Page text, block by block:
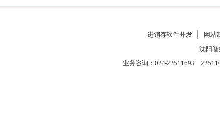
进销存软件开发│
网站
沈阳
业务咨询：024-22511693